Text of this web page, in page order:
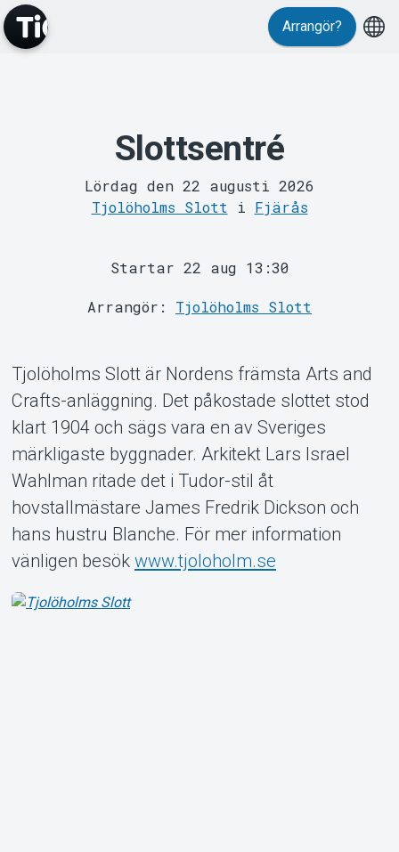
MyTickster
Om Tickster
Arrangör?
Slottsentré
Lördag den 22 augusti 2026
Tjolöholms Slott i Fjärås
Startar 22 aug 13:30
Arrangör: Tjolöholms Slott
Tjolöholms Slott är Nordens främsta Arts and
Crafts-anläggning. Det påkostade slottet stod
klart 1904 och sägs vara en av Sveriges
märkligaste byggnader. Arkitekt Lars Israel
Wahlman ritade det i Tudor-stil åt
hovstallmästare James Fredrik Dickson och
hans hustru Blanche. För mer information
vänligen besök www.tjoloholm.se